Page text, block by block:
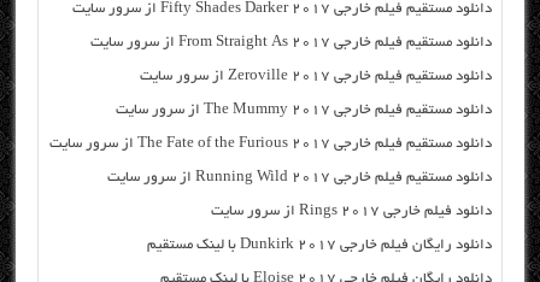
دانلود مستقیم فیلم خارجی Fifty Shades Darker 2017 از سرور سایت
دانلود مستقیم فیلم خارجی From Straight As 2017 از سرور سایت
دانلود مستقیم فیلم خارجی Zeroville 2017 از سرور سایت
دانلود مستقیم فیلم خارجی The Mummy 2017 از سرور سایت
دانلود مستقیم فیلم خارجی The Fate of the Furious 2017 از سرور سایت
دانلود مستقیم فیلم خارجی Running Wild 2017 از سرور سایت
دانلود فیلم خارجی Rings 2017 از سرور سایت
دانلود رایگان فیلم خارجی Dunkirk 2017 با لینک مستقیم